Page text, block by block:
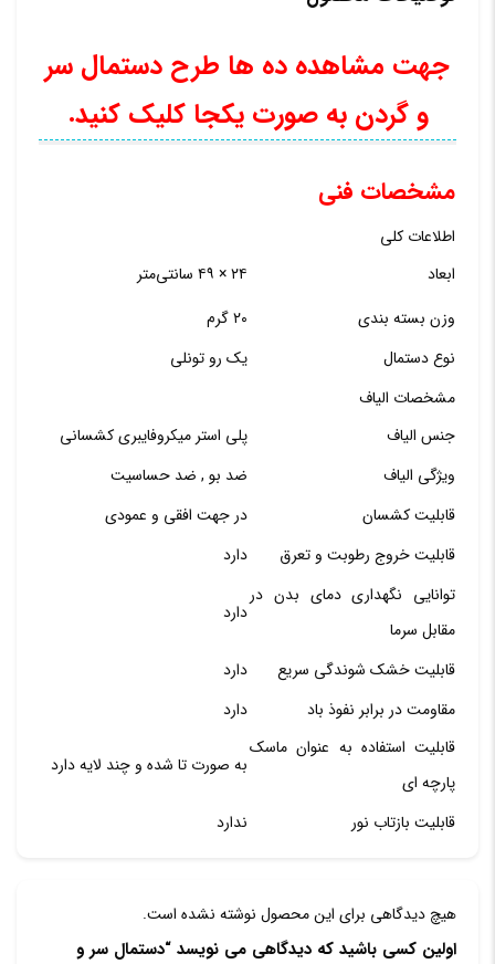
جهت مشاهده ده ها طرح دستمال سر
و گردن به صورت یکجا کلیک کنید.
مشخصات فنی
اطلاعات کلی
ابعاد
۲۴ × ۴۹ سانتی‌متر
وزن بسته بندی
۲۰ گرم
نوع دستمال
یک رو تونلی
مشخصات الیاف
جنس الیاف
پلی استر میکروفایبری کشسانی
ویژگی الیاف
ضد بو , ضد حساسیت
قابلیت کشسان
در جهت افقی و عمودی
قابلیت خروج رطوبت و تعرق
دارد
توانایی نگهداری دمای بدن در
مقابل سرما
دارد
قابلیت خشک شوندگی سریع
دارد
مقاومت در برابر نفوذ باد
دارد
قابلیت استفاده به عنوان ماسک
پارچه ای
به صورت تا شده و چند لایه دارد
قابلیت بازتاب نور ندارد
هیچ دیدگاهی برای این محصول نوشته نشده است.
اولین کسی باشید که دیدگاهی می نویسد “دستمال سر و